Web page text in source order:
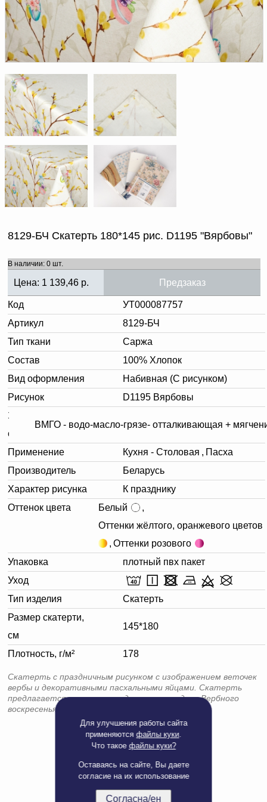
Для улучшения работы сайта
применяютсяфайлы куки.
Что такое файлы куки?
Оставаясь на сайте, Вы даете
согласие на их использование
Согласна/ен
Доверенность на
получение груза
Документы по работе с
персональными данными
Письмо руководителю
Вопросы и ответы
Новости | Статьи
8129-БЧ Скатерть 180*145 рис. D1195 "Вярбовы"
В наличии: 0 шт.
Цена: 1 139,46 р. Предзаказ
Код
УТ000087757
Артикул
8129-БЧ
Тип ткани
Саржа
Состав
100% Хлопок
Вид оформления
Набивная (С рисунком)
Рисунок
D1195 Вярбовы
Заключительная
ВМГО - водо-масло-грязе- отталкивающая +
Применение Кухня - Столовая , Пасха
Производитель
Беларусь
Характер рисунка
К празднику
Оттенок цвета
Белый
,
Оттенки жёлтого, оранжевого цветов
, Оттенки розового
Упаковка
плотный пвх пакет
Уход
Тип изделия
Скатерть
Размер скатерти,
см
145*180
Плотность, г/м² 178
Скатерть с праздничным рисунком с изображением веточек
вербы и декоративными пасхальными яйцами. Скатерть
предлагается в качестве подарка на праздник Вербного
воскресенья и к Пасхе.